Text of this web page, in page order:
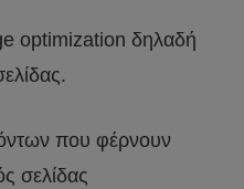
optimization δηλαδή
που φέρνουν
σελίδας